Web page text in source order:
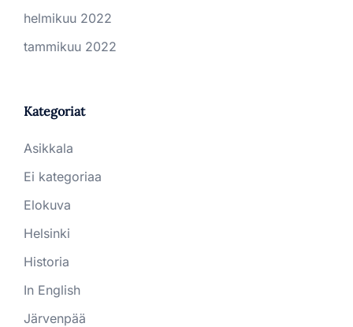
helmikuu 2022
tammikuu 2022
Kategoriat
Asikkala
Ei kategoriaa
Elokuva
Helsinki
Historia
In English
Järvenpää